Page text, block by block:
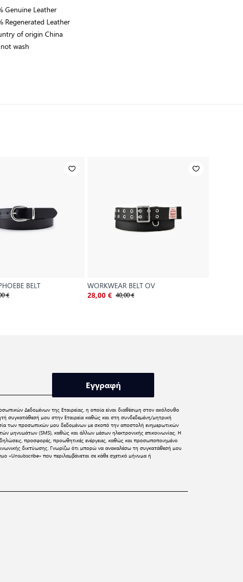
Genuine Leather
Regenerated Leather
of origin China
wash
BELT
€
WORKWEAR BELT OV
28,00 € 40,00 €
Εγγραφή
Δεδομένωντης Εταιρείας, η οποία είναι διαθέσιμη στον ακόλουθο
συγκατάθεσή μου στην Εταιρεία καθώς και στη συνδεδεμένη/μητρική
των προσωπικών μου δεδομένων με σκοπό την αποστολή ενημερωτικών
μηνυμάτων (SMS), καθώς και άλλων μέσων ηλεκτρονικής επικοινωνίας. Η
προσφορές, προωθητικές ενέργειες, καθώς και προσωποποιημένο
δικτύωσης. Γνωρίζω ότι μπορώ να ανακαλέσω τη συγκατάθεσή μου
«Unsubscribe» που περιλαμβάνεται σε κάθε σχετικό μήνυμα ή